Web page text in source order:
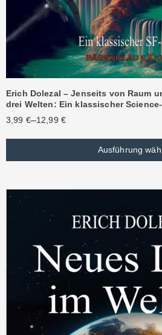
Erich Dolezal – Jenseits von Raum
drei Welten: Ein klassischer
3,99 €–12,99 €
Ausführung